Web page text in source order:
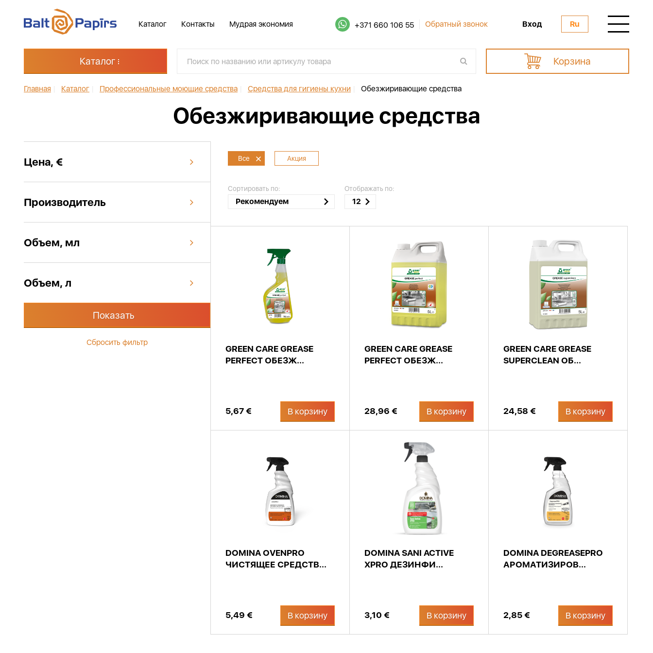
Каталог Контакты Мудрая экономия +371 660 106 55 Обратный звонок Вход Ru
Каталог Корзина
Главная Каталог Профессиональные моющие средства Средства для гигиены кухни Обезжиривающие средства
Обезжиривающие средства
Цена, €
Производитель
Объем, мл
Объем, л
Показать
Сбросить фильтр
Все Акция
Сортировать по:
Рекомендуем
Отображать по:
12
GREEN CARE GREASE
PERFECT ОБЕЗЖ...
5,67 € В корзину
GREEN CARE GREASE
PERFECT ОБЕЗЖ...
28,96 € В корзину
GREEN CARE GREASE
SUPERCLEAN ОБ...
24,58 € В корзину
DOMINA OVENPRO
ЧИСТЯЩЕЕ СРЕДСТВ...
5,49 € В корзину
DOMINA SANI ACTIVE
XPRO ДЕЗИНФИ...
3,10 € В корзину
DOMINA DEGREASEPRO
АРОМАТИЗИРОВ...
2,85 € В корзину